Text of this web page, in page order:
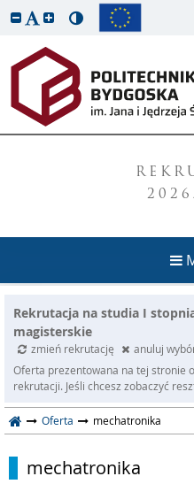
Rekrutacja na studia I
magisterskie
zmień rekrutację
anuluj
Oferta prezentowana na tej stronie
rekrutacji. Jeśli chcesz zobaczyć
Oferta mechatronika
mechatronika